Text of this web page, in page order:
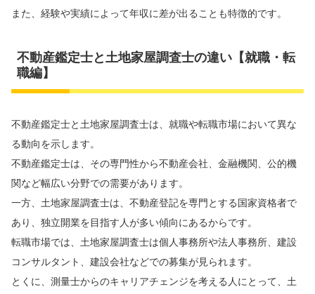
また、経験や実績によって年収に差が出ることも特徴的です。
不動産鑑定士と土地家屋調査士の違い【就職・転
職編】
不動産鑑定士と土地家屋調査士は、就職や転職市場において異な
る動向を示します。
不動産鑑定士は、その専門性から不動産会社、金融機関、公的機
関など幅広い分野での需要があります。
一方、土地家屋調査士は、不動産登記を専門とする国家資格者で
あり、独立開業を目指す人が多い傾向にあるからです。
転職市場では、土地家屋調査士は個人事務所や法人事務所、建設
コンサルタント、建設会社などでの募集が見られます。
とくに、測量士からのキャリアチェンジを考える人にとって、土